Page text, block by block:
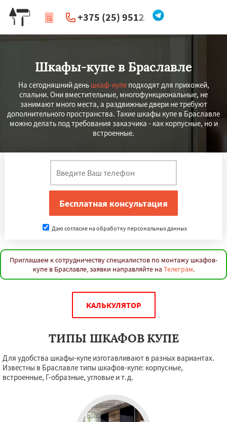
+375 (25) 951234
| Перезвоните мне
Шкафы-купе в Браславле
На сегодняшний день шкаф-купеподходят для прихожей,
спальни. Они вместительные, многофункциональные, не
занимают много места, а раздвижные двери не требуют
дополнительного пространства. Такие шкафы купе в Браславле
можно делать под требования заказчика - как корпусные, но и
встроенные.
Даю согласие на обработку персональных данных
Приглашаем к сотрудничеству специалистов по монтажу шкафов-
купе в Браславле, заявки направляйте на Телеграм.
КАЛЬКУЛЯТОР
ТИПЫ ШКАФОВ КУПЕ
Для удобства шкафы-купе изготавливают в разных вариантах.
Известны в Браславле типы шкафов-купе: корпусные,
встроенные, Г-образные, угловые и т.д.